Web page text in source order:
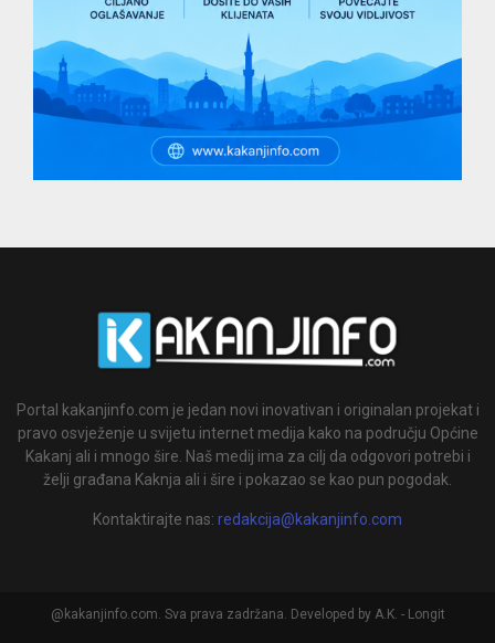
Portal kakanjinfo.com je jedan novi inovativan i originalan projekat i
pravo osvježenje u svijetu internet medija kako na području Općine
Kakanj ali i mnogo šire. Naš medij ima za cilj da odgovori potrebi i
želji građana Kaknja ali i šire i pokazao se kao pun pogodak.
Kontaktirajte nas: redakcija@kakanjinfo.com
@kakanjinfo.com. Sva prava zadržana. Developed by A.K. - Longit